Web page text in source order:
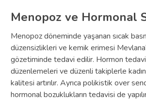
Menopoz ve Hormonal
Menopoz döneminde yaşanan sıcak
düzensizlikleri ve kemik erimesi
gözetiminde tedavi edilir. Hormon
düzenlemeleri ve düzenli takiplerle
kalitesi artırılır. Ayrıca polikistik over
hormonal bozuklukların tedavisi de